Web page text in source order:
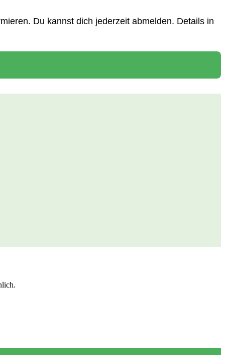
Du kannst dich jederzeit abmelden. Details in